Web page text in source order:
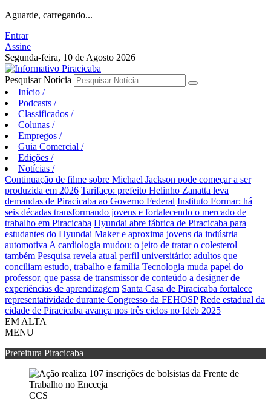
Aguarde, carregando...
Entrar
Assine
Segunda-feira, 10 de Agosto 2026
Pesquisar Notícia
Início /
Podcasts /
Classificados /
Colunas /
Empregos /
Guia Comercial /
Edições /
Notícias /
Continuação de filme sobre Michael Jackson pode começar a ser
produzida em 2026 Tarifaço: prefeito Helinho Zanatta leva
demandas de Piracicaba ao Governo Federal Instituto Formar: há
seis décadas transformando jovens e fortalecendo o mercado de
trabalho em Piracicaba Hyundai abre fábrica de Piracicaba para
estudantes do Hyundai Maker e aproxima jovens da indústria
automotiva A cardiologia mudou; o jeito de tratar o colesterol
também Pesquisa revela atual perfil universitário: adultos que
conciliam estudo, trabalho e família Tecnologia muda papel do
professor, que passa de transmissor de conteúdo a designer de
experiências de aprendizagem Santa Casa de Piracicaba fortalece
representatividade durante Congresso da FEHOSP Rede estadual da
cidade de Piracicaba avança nos três ciclos no Ideb 2025
EM ALTA
MENU
Prefeitura Piracicaba
CCS